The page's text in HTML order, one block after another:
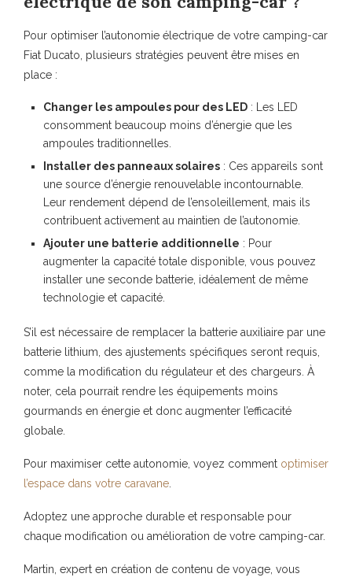
Pour optimiser l’autonomie électrique de votre camping-car
Fiat Ducato, plusieurs stratégies peuvent être mises en
place :
Changer les ampoules pour des LED : Les LED
consomment beaucoup moins d’énergie que les
ampoules traditionnelles.
Installer des panneaux solaires : Ces appareils sont
une source d’énergie renouvelable incontournable.
Leur rendement dépend de l’ensoleillement, mais ils
contribuent activement au maintien de l’autonomie.
Ajouter une batterie additionnelle : Pour
augmenter la capacité totale disponible, vous pouvez
installer une seconde batterie, idéalement de même
technologie et capacité.
S’il est nécessaire de remplacer la batterie auxiliaire par une
batterie lithium, des ajustements spécifiques seront requis,
comme la modification du régulateur et des chargeurs. À
noter, cela pourrait rendre les équipements moins
gourmands en énergie et donc augmenter l’efficacité
globale.
Pour maximiser cette autonomie, voyez comment optimiser
l’espace dans votre caravane
Adoptez une approche durable et responsable pour
chaque modification ou amélioration de votre camping-car.
Martin, expert en création de contenu de voyage, vous